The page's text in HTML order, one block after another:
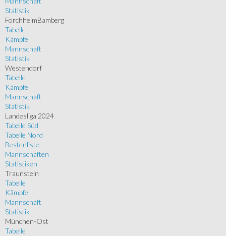
Statistik
ForchheimBamberg
Tabelle
Kämpfe
Mannschaft
Statistik
Westendorf
Tabelle
Kämpfe
Mannschaft
Statistik
Landesliga 2024
Tabelle Süd
Tabelle Nord
Bestenliste
Mannschaften
Statistiken
Traunstein
Tabelle
Kämpfe
Mannschaft
Statistik
München-Ost
Tabelle